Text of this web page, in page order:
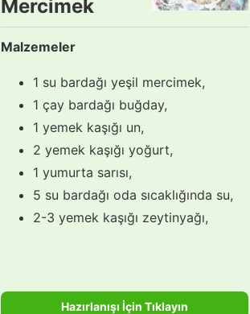
Mercimek
Çorbası
Tarifi
Malzemeler
1 su bardağı yeşil mercimek,
1 çay bardağı buğday,
1 yemek kaşığı un,
2 yemek kaşığı yoğurt,
1 yumurta sarısı,
5 su bardağı oda sıcaklığında su,
2-3 yemek kaşığı zeytinyağı,
Hazırlanışı İçin Tıklayın